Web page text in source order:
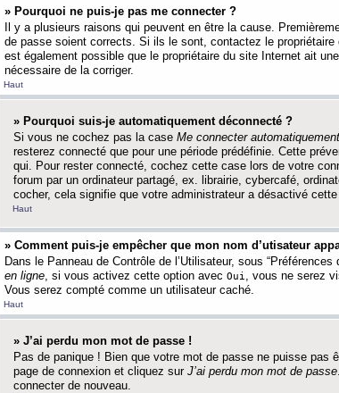
» Pourquoi ne puis-je pas me connecter ?
Il y a plusieurs raisons qui peuvent en être la cause.
de passe soient corrects. Si ils le sont, contactez le propriétaire
est également possible que le propriétaire du site Internet ait
nécessaire de la corriger.
Haut
» Pourquoi suis-je automatiquement déconnecté ?
Si vous ne cochez pas la case Me connecter automatiquement
resterez connecté que pour une période prédéfinie. Cette
qui. Pour rester connecté, cochez cette case lors de votre
forum par un ordinateur partagé, ex. librairie, cybercafé,
cocher, cela signifie que votre administrateur a désactivé
Haut
» Comment puis-je empêcher que mon nom d’utisateur
Dans le Panneau de Contrôle de l’Utilisateur, sous
en ligne, si vous activez cette option avec Oui , vous ne serez
Vous serez compté comme un utilisateur caché.
Haut
» J’ai perdu mon mot de passe !
Pas de panique ! Bien que votre mot de passe ne puisse
page de connexion et cliquez sur J’ai perdu mon mot de passe
connecter de nouveau.